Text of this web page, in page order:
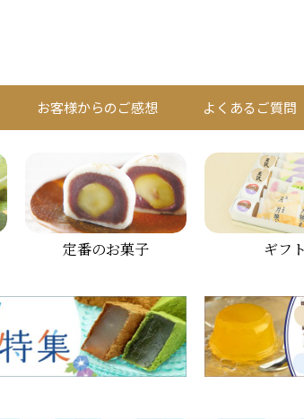
お客様からのご感想 よくあるご質問
定番のお菓子 ギフト